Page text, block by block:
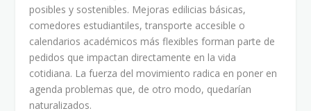
posibles y sostenibles. Mejoras edilicias básicas,
comedores estudiantiles, transporte accesible o
calendarios académicos más flexibles forman parte de
pedidos que impactan directamente en la vida
cotidiana. La fuerza del movimiento radica en poner en
agenda problemas que, de otro modo, quedarían
naturalizados.